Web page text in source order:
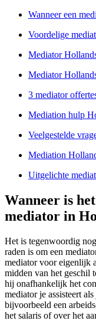
Wanneer een
Voordelige
Mediator
Mediator
3 mediator
Mediation hulp
Veelgestelde
Mediation
Uitgelichte
Wanneer is
mediator in
Het is tegenwoordig
raden is om een
mediator voor eigenlijk
midden van het geschil
hij onafhankelijk het
mediator je assisteert
bijvoorbeeld een
het salaris of over het